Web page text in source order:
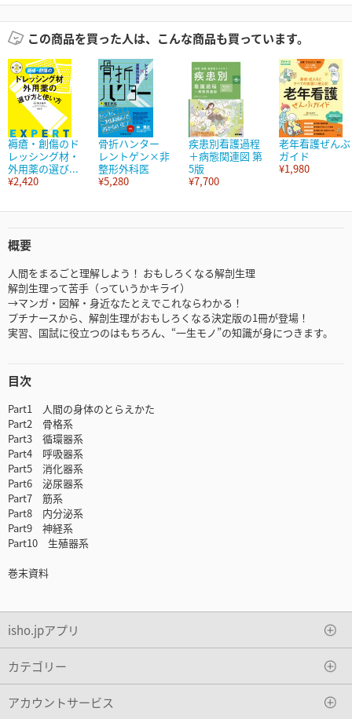
この商品を買った人は、こんな商品も買っています。
褥瘡・創傷のド
レッシング材・
外用薬の選び...
¥2,420
骨折ハンター
レントゲン×非
整形外科医
¥5,280
疾患別看護過程
＋病態関連図 第
5版
¥7,700
老年看護ぜんぶ
ガイド
¥1,980
概要
人間をまるごと理解しよう！ おもしろくなる解剖生理
解剖生理って苦手（っていうかキライ）
→マンガ・図解・身近なたとえでこれならわかる！
プチナースから、解剖生理がおもしろくなる決定版の1冊が登場！
実習、国試に役立つのはもちろん、“一生モノ”の知識が身につきます。
目次
Part1 人間の身体のとらえかた
Part2 骨格系
Part3 循環器系
Part4 呼吸器系
Part5 消化器系
Part6 泌尿器系
Part7 筋系
Part8 内分泌系
Part9 神経系
Part10 生殖器系
巻末資料
isho.jpアプリ
カテゴリー
アカウントサービス